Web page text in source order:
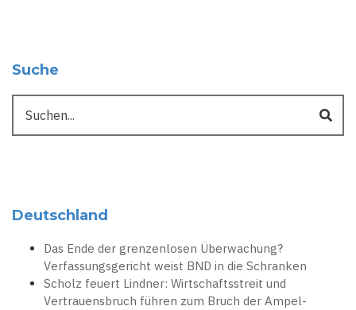
Suche
Deutschland
Das Ende der grenzenlosen Überwachung?
Verfassungsgericht weist BND in die Schranken
Scholz feuert Lindner: Wirtschaftsstreit und
Vertrauensbruch führen zum Bruch der Ampel-